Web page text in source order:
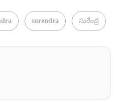
surendra సురేంద్ర